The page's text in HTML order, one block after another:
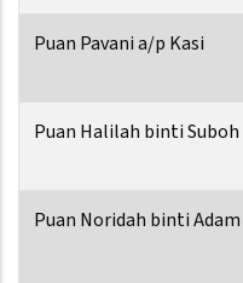
Puan Pavani a/p Kasi
Puan Halilah binti Suboh
Puan Noridah binti Adam